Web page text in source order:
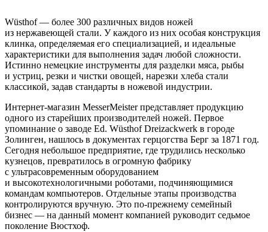
Wüsthof — более 300 различных видов ножей
из нержавеющей стали. У каждого из них особая конструкция
клинка, определяемая его специализацией, и идеальные
характеристики для выполнения задач любой сложности.
Истинно немецкие инструменты для разделки мяса, рыбы
и устриц, резки и чистки овощей, нарезки хлеба стали
классикой, задав стандарты в ножевой индустрии.
Интернет-магазин MesserMeister представляет продукцию
одного из старейших производителей ножей. Первое
упоминание о заводе Ed. Wüsthof Dreizackwerk в городе
Золинген, нашлось в документах герцогства Берг за 1871 год.
Сегодня небольшое предприятие, где трудились несколько
кузнецов, превратилось в огромную фабрику
с ультрасовременным оборудованием
и высокотехнологичными роботами, подчиняющимися
командам компьютеров. Отдельные этапы производства
контролируются вручную. Это по-прежнему семейный
бизнес — на данный момент компанией руководит седьмое
поколение Вюстхоф.